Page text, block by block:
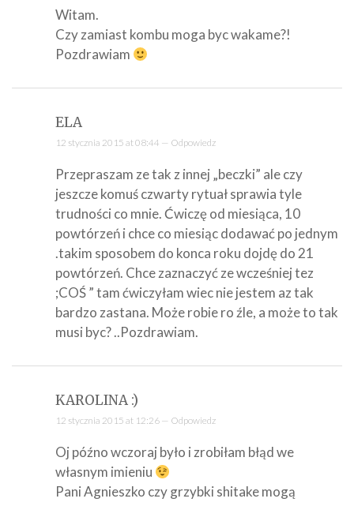
Witam.
Czy zamiast kombu moga byc wakame?!
Pozdrawiam
ELA
12 stycznia 2015 at 08:44 — Odpowiedz
Przepraszam ze tak z innej „beczki” ale czy
jeszcze komuś czwarty rytuał sprawia tyle
trudności co mnie. Ćwiczę od miesiąca, 10
powtórzeń i chce co miesiąc dodawać po jednym
.takim sposobem do konca roku dojdę do 21
powtórzeń. Chce zaznaczyć ze wcześniej tez
;COŚ ” tam ćwiczyłam wiec nie jestem az tak
bardzo zastana. Może robie ro źle, a może to tak
musi byc? ..Pozdrawiam.
KAROLINA :)
12 stycznia 2015 at 12:26 — Odpowiedz
Oj późno wczoraj było i zrobiłam błąd we
własnym imieniu
Pani Agnieszko czy grzybki shitake mogą